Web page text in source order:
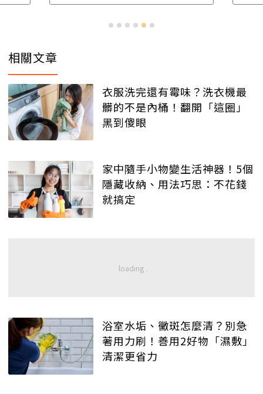
相關文章
衣服洗完還有霉味？洗衣機最
髒的不是內桶！翻開「這圈」
黑到傻眼
家中隨手小物變生活神器！5個
隱藏收納、用法巧思：不花錢
就搞定
浴室水垢、黴斑怎麼清？別急
著用力刷！善用2好物「濕敷」
清潔更省力